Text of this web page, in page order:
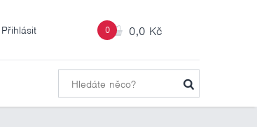
0 0,0 Kč
Přihlásit